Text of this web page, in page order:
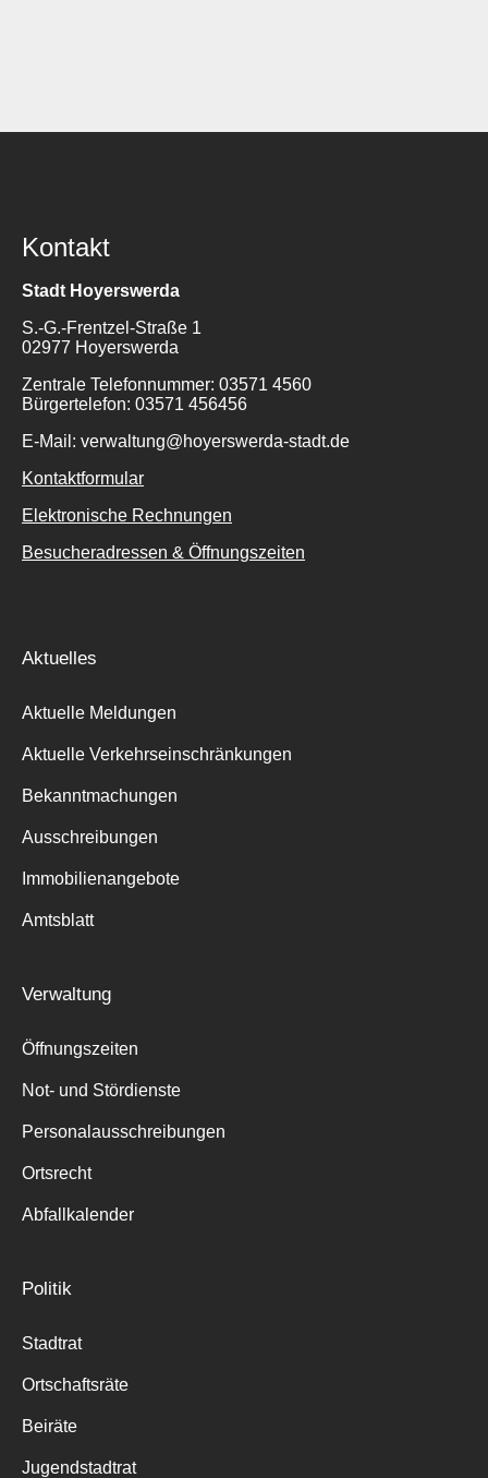
Kontakt
Stadt Hoyerswerda
S.-G.-Frentzel-Straße 1
02977 Hoyerswerda
Zentrale Telefonnummer: 03571 4560
Bürgertelefon: 03571 456456
E-Mail: verwaltung@hoyerswerda-stadt.de
Kontaktformular
Elektronische Rechnungen
Besucheradressen & Öffnungszeiten
Aktuelles
Aktuelle Meldungen
Aktuelle Verkehrseinschränkungen
Bekanntmachungen
Ausschreibungen
Immobilienangebote
Amtsblatt
Verwaltung
Öffnungszeiten
Not- und Stördienste
Personalausschreibungen
Ortsrecht
Abfallkalender
Politik
Stadtrat
Ortschaftsräte
Beiräte
Jugendstadtrat